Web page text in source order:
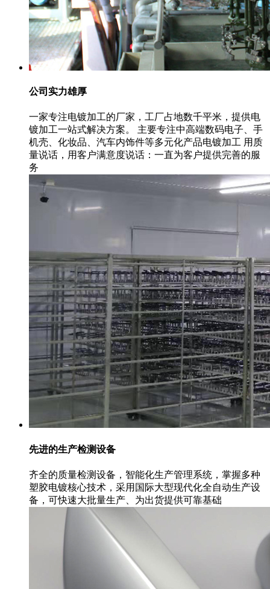
公司实力雄厚
一家专注电镀加工的厂家，工厂占地数千平米，提供电
镀加工一站式解决方案。 主要专注中高端数码电子、手
机壳、化妆品、汽车内饰件等多元化产品电镀加工 用质
量说话，用客户满意度说话：一直为客户提供完善的服
务
先进的生产检测设备
齐全的质量检测设备，智能化生产管理系统，掌握多种
塑胶电镀核心技术，采用国际大型现代化全自动生产设
备，可快速大批量生产、为出货提供可靠基础